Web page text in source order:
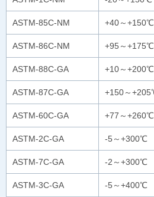
ASTM-85C-NM +40～+150℃
ASTM-86C-NM +95～+175℃
ASTM-88C-GA +10～+200℃
ASTM-87C-GA +150～
ASTM-60C-GA +77～+260℃
ASTM-2C-GA -5～+300℃
ASTM-7C-GA -2～+300℃
ASTM-3C-GA -5～+400℃